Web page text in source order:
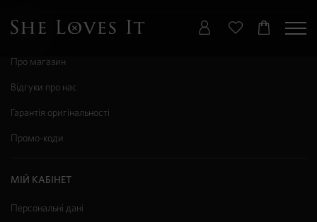
ІНФО
Про магазин
Відгуки про нас
Гарантія оригінальності
Промо-коди
МІЙ КАБІНЕТ
Персональні дані